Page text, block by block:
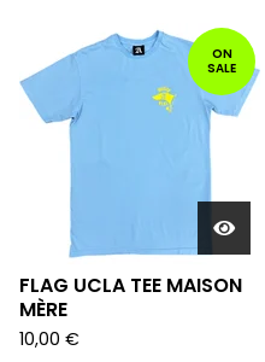
ON
SALE
FLAG UCLA TEE MAISON
MÈRE
10,00 €